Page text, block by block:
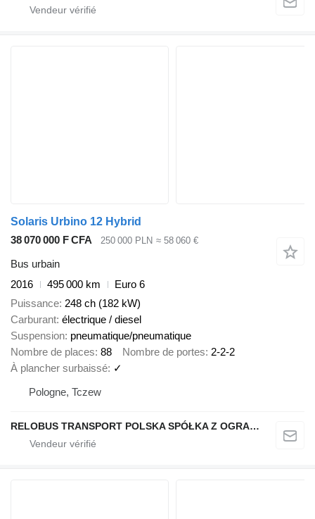
Solaris Urbino 12 Hybrid
38 070 000 F CFA
250 000 PLN ≈ 58 060 €
Bus urbain
2016
495 000 km
Euro 6
Puissance 248 ch (182 kW)
Carburant électrique / diesel
Suspension pneumatique/pneumatique
Nombre de places 88 Nombre de portes 2-2-2
À plancher surbaissé ✓
Pologne, Tczew
RELOBUS TRANSPORT POLSKA SPÓŁKA Z OGRANICZONĄ ODPOWIEDZIALNOŚCIĄ